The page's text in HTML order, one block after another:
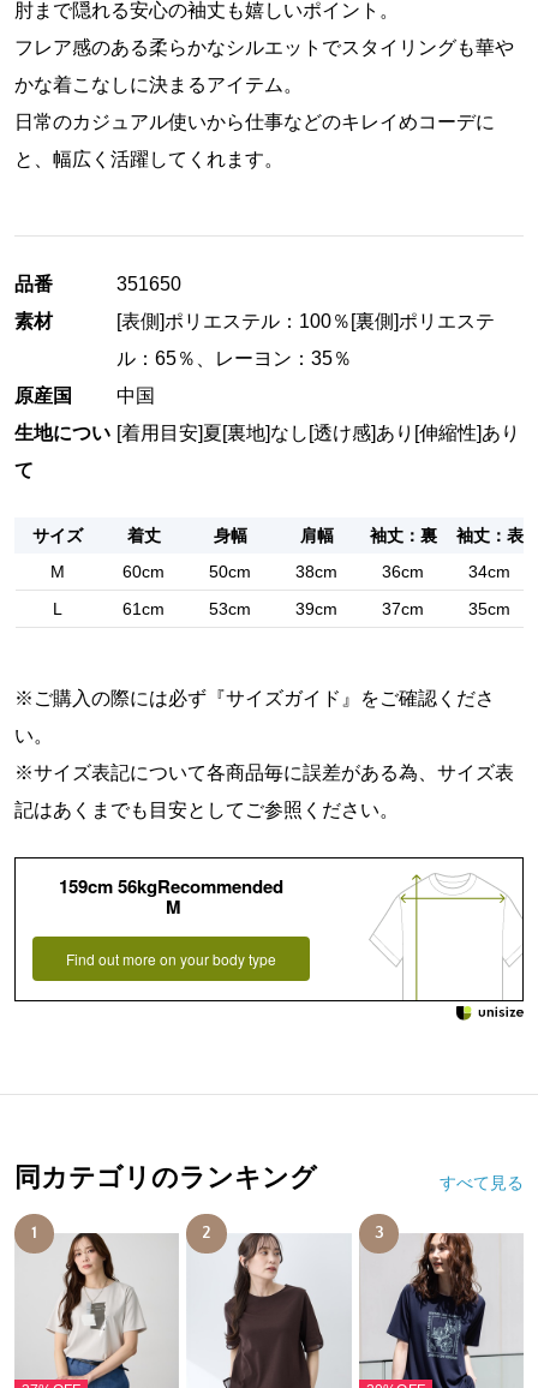
肘まで隠れる安心の袖丈も嬉しいポイント。
フレア感のある柔らかなシルエットでスタイリングも華や
かな着こなしに決まるアイテム。
日常のカジュアル使いから仕事などのキレイめコーデに
と、幅広く活躍してくれます。
品番
351650
素材
[表側]ポリエステル：100％[裏側]ポリエステ
ル：65％、レーヨン：35％
原産国
中国
生地につい
て
[着用目安]夏[裏地]なし [透け感]あり [伸縮性]あり
サイズ 着丈 身幅 肩幅 袖丈：裏
袖丈：表
M
60cm 50cm 38cm 36cm
34cm
L
61cm 53cm 39cm 37cm 35cm
※ご購入の際には必ず『サイズガイド 』をご確認くださ
い。
※サイズ表記について各商品毎に誤差がある為、サイズ表
記はあくまでも目安としてご参照ください。
159cm 56kgRecommended
M
Find out more on your body type
同カテゴリのランキング すべて見る
1 2 3